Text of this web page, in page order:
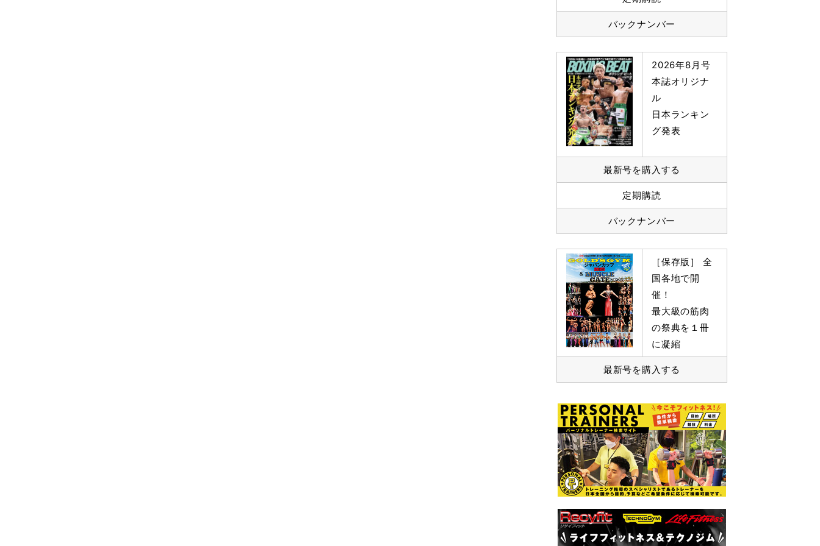
バックナンバー
2026年8月号
本誌オリジナ
ル
日本ランキン
グ発表
最新号を購入する
定期購読
バックナンバー
［保存版］ 全
国各地で開
催！
最大級の筋肉
の祭典を１冊
に凝縮
最新号を購入する